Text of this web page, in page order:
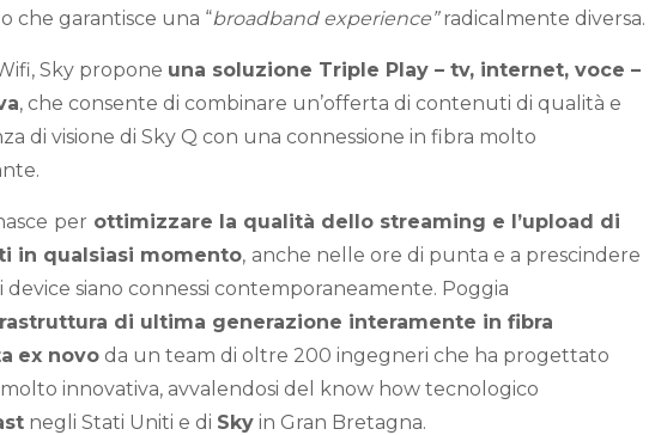
che garantisce una “broadband experience”radicalmente diversa.
Sky propone una soluzione Triple Play – tv, internet, voce –
, che consente di combinare un’offerta di contenuti di qualità e
di visione di Sky Q con una connessione in fibra molto
per ottimizzare la qualità dello streaming e l’upload di
in qualsiasi momento, anche nelle ore di punta e a prescindere
device siano connessi contemporaneamente. Poggia
di ultima generazione interamente in fibra
ex novo da un team di oltre 200 ingegneri che ha progettato
innovativa, avvalendosi del know how tecnologico
negli Stati Uniti e di Sky in Gran Bretagna.